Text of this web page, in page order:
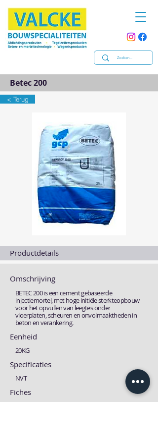
Betec 200
< Terug
Productdetails
Omschrijving
BETEC 200 is een cement gebaseerde
injectiemortel, met hoge initiële sterkteopbouw
voor het opvullen van leegtes onder
vloerplaten, scheuren en onvolmaaktheden in
beton en verankering.
Eenheid
20KG
Specificaties
NVT
Fiches